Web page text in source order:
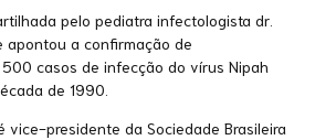
pelo pediatra infectologista dr.
apontou a confirmação de
casos de infecção do vírus Nipah
de 1990.
vice-presidente da Sociedade Brasileira